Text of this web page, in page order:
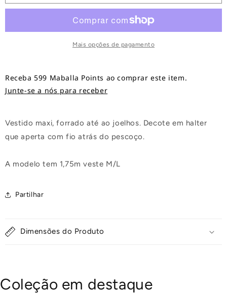
Mais opções de pagamento
Receba 599 Maballa Points ao comprar este item.
Junte-se a nós para receber
Vestido maxi, forrado até ao joelhos. Decote em halter
que aperta com fio atrás do pescoço.
A modelo tem 1,75m veste M/L
Partilhar
Dimensões do Produto
Coleção em destaque